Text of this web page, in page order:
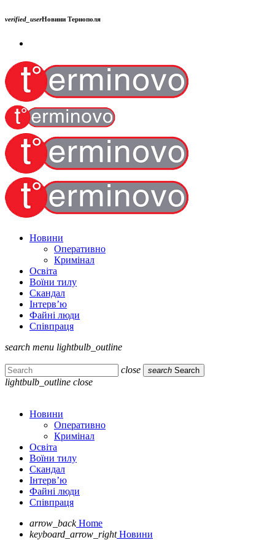
verified_userНовини Тернополя
Новини
Оперативно
Кримінал
Освіта
Воїни тилу
Скандал
Інтерв’ю
Файні люди
Співпраця
search menu lightbulb_outline
close search Search
lightbulb_outline close
Новини
Оперативно
Кримінал
Освіта
Воїни тилу
Скандал
Інтерв’ю
Файні люди
Співпраця
arrow_back Home
keyboard_arrow_right Новини